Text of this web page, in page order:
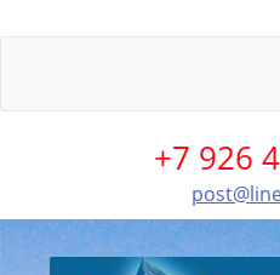
+7 926